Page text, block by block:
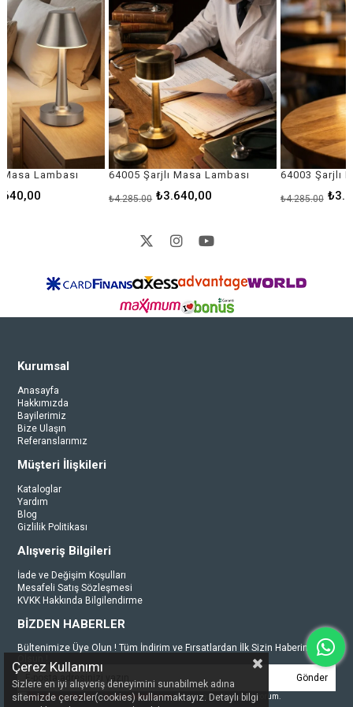
64005 Şarjlı Masa Lambası
₺3.640,00
₺4.285,00
64003 Şarjlı Masa Lambası
₺3.640,00
₺4.285,00
Kurumsal
Anasayfa
Hakkımızda
Bayilerimiz
Bize Ulaşın
Referanslarımız
Müşteri İlişkileri
Kataloglar
Yardım
Blog
Gizlilik Politikası
Alışveriş Bilgileri
İade ve Değişim Koşulları
Mesafeli Satış Sözleşmesi
KVKK Hakkında Bilgilendirme
BİZDEN HABERLER
Bültenimize Üye Olun ! Tüm İndirim ve Fırsatlardan İlk Sizin Haberiniz
Gönder
Üyelik koşullarınıvekişisel verileriminkorunmasını kabul ediyorum.
Çerez Kullanımı
Sizlere en iyi alışveriş deneyimini sunabilmek adına
sitemizde çerezler(cookies) kullanmaktayız. Detaylı bilgi